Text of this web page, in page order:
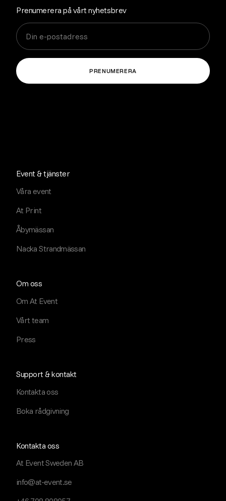
Prenumerera på vårt nyhetsbrev
Event & tjänster
Våra event
At Print
Åbymässan
Nacka Strandmässan
Om oss
Om At Event
Vårt team
Press
Support & kontakt
Kontakta oss
Boka rådgivning
Kontakta oss
At Event Sweden AB
info@at-event.se